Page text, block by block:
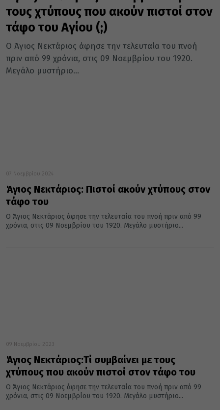
τους χτύπους που ακούν πιστοί στον
τάφο του Αγίου (;)
Ο Άγιος Νεκτάριος άφησε την τελευταία του πνοή
πριν από 99 χρόνια, στις 09 Νοεμβρίου του 1920.
Μεγάλο μυστήριο...
07 Νοεμβρίου 2024
Άγιος Νεκτάριος: Πιστοί ακούν χτύπους στον
τάφο του
Ο Άγιος Νεκτάριος άφησε την τελευταία του πνοή πριν από 99
χρόνια, στις 09 Νοεμβρίου του 1920. Μεγάλο μυστήριο...
09 Νοεμβρίου 2023
Άγιος Νεκτάριος:Τί συμβαίνει με τους
χτύπους που ακούν πιστοί στον τάφο του
Ο Άγιος Νεκτάριος άφησε την τελευταία του πνοή πριν από 99
χρόνια, στις 09 Νοεμβρίου του 1920. Μεγάλο μυστήριο...